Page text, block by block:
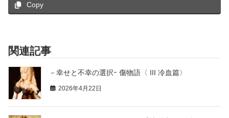
Copy
関連記事
－幸せと不幸の選択ｰ 傷物語〈 III 冷血篇〉
2026年4月22日